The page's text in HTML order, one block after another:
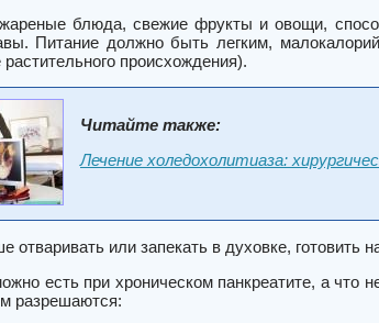
блюда, свежие фрукты и овощи,
Питание должно быть легким,
растительного происхождения).
Читайте также:
Лечение холедохолитиаза:
отваривать или запекать в духовке, готовить
есть при хроническом панкреатите, а что
разрешаются: